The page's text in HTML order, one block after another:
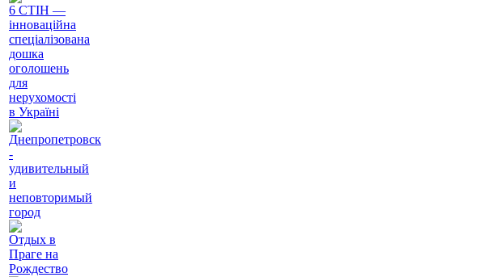
6 СТІН —
інноваційна
спеціалізована
дошка
оголошень
для
нерухомості
в Україні
Днепропетровск
-
удивительный
и
неповторимый
город
Отдых в
Праге на
Рождество